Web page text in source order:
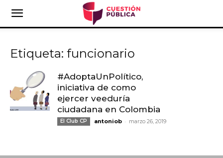
Etiqueta: funcionario
#AdoptaUnPolítico,
iniciativa de como
ejercer veeduría
ciudadana en Colombia
El Club CP antoniob - marzo 26, 2019